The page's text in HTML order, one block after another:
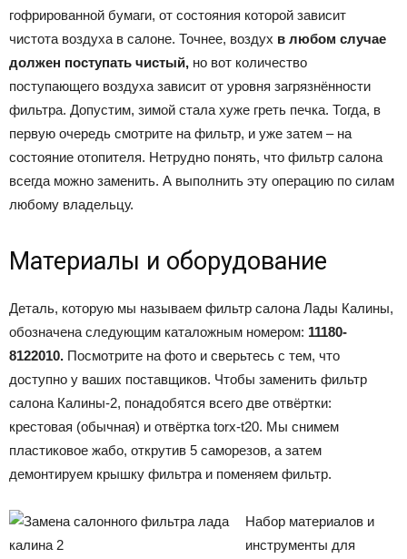
гофрированной бумаги, от состояния которой зависит
чистота воздуха в салоне. Точнее, воздух в любом случае
должен поступать чистый, но вот количество
поступающего воздуха зависит от уровня загрязнённости
фильтра. Допустим, зимой стала хуже греть печка. Тогда, в
первую очередь смотрите на фильтр, и уже затем – на
состояние отопителя. Нетрудно понять, что фильтр салона
всегда можно заменить. А выполнить эту операцию по силам
любому владельцу.
Материалы и оборудование
Деталь, которую мы называем фильтр салона Лады Калины,
обозначена следующим каталожным номером: 11180-
8122010. Посмотрите на фото и сверьтесь с тем, что
доступно у ваших поставщиков. Чтобы заменить фильтр
салона Калины-2, понадобятся всего две отвёртки:
крестовая (обычная) и отвёртка torx-t20. Мы снимем
пластиковое жабо, открутив 5 саморезов, а затем
демонтируем крышку фильтра и поменяем фильтр.
Набор материалов и
инструменты для